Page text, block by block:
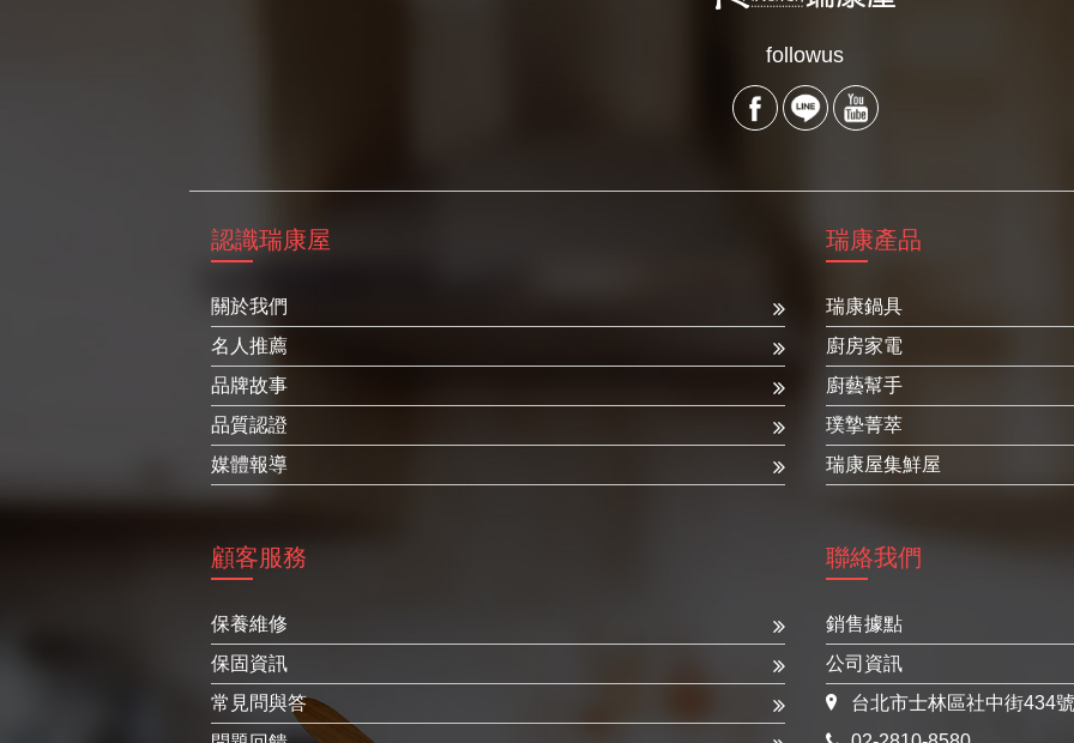
followus
認識瑞康屋
關於我們
名人推薦
品牌故事
品質認證
媒體報導
瑞康產品
瑞康鍋具
廚房家電
廚藝幫手
璞摯菁萃
瑞康屋集鮮屋
顧客服務
保養維修
保固資訊
常見問與答
聯絡我們
銷售據點
公司資訊
台北市士林區社中街434號